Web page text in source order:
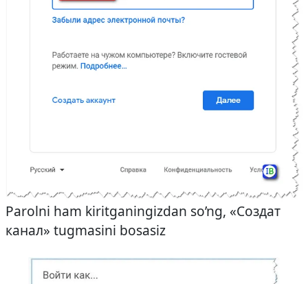
Parolni ham kiritganingizdan so’ng, «Создат
канал» tugmasini bosasiz